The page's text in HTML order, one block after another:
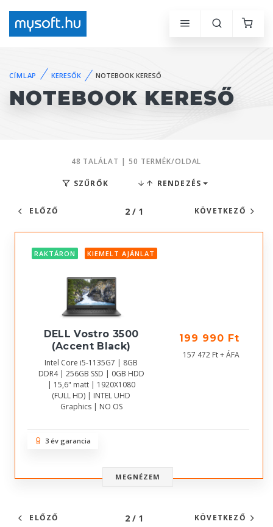
CÍMLAP KERESŐK NOTEBOOK KERESŐ
NOTEBOOK KERESŐ
48 TALÁLAT | 50 TERMÉK/OLDAL
SZŰRŐK RENDEZÉS
ELŐZŐ 2 / 1 KÖVETKEZŐ
RAKTÁRON KIEMELT AJÁNLAT
DELL Vostro 3500
(Accent Black)
Intel Core i5-1135G7 | 8GB
DDR4 | 256GB SSD | 0GB HDD
| 15,6" matt | 1920X1080
(FULL HD) | INTEL UHD
Graphics | NO OS
199 990 Ft
157 472 Ft + ÁFA
3 év garancia
MEGNÉZEM
ELŐZŐ 2 / 1 KÖVETKEZŐ